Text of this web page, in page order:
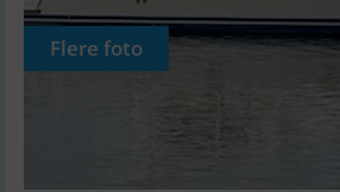
Flere foto